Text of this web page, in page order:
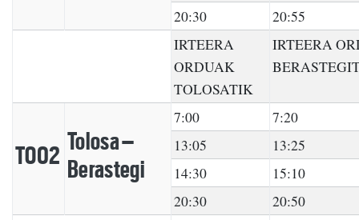
20:30
20:55
IRTEERA
ORDUAK
TOLOSATIK
IRTEERA
TO02
Tolosa –
Berastegi
7:00
7:20
13:05
13:25
14:30
15:10
20:30
20:50